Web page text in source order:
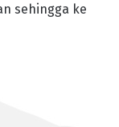
sehingga ke